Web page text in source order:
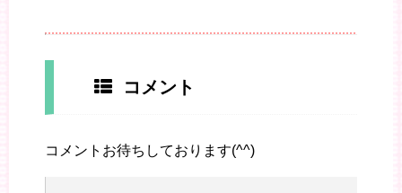
コメント
コメントお待ちしております(^^)